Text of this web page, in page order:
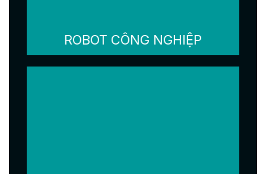
ROBOT CÔNG NGHIỆP